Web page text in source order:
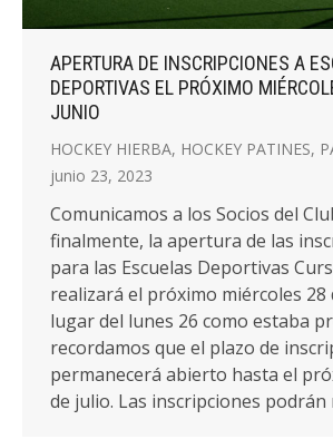
APERTURA DE INSCRIPCIONES A
DEPORTIVAS EL PRÓXIMO
JUNIO
HOCKEY HIERBA, HOCKEY PATINES,
junio 23, 2023
Comunicamos a los Socios del
finalmente, la apertura de las
para las Escuelas Deportivas
realizará el próximo miércoles 28
lugar del lunes 26 como estaba
recordamos que el plazo de
permanecerá abierto hasta el
de julio. Las inscripciones